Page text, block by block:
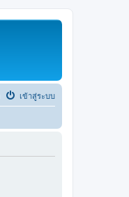
เข้าสู่ระบบ